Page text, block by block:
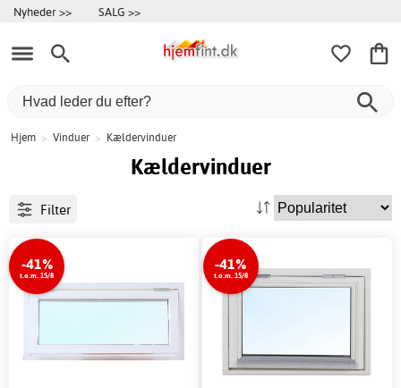
Nyheder >> SALG >>
Hjem > Vinduer > Kældervinduer
Kældervinduer
Filter
-41%
t.o.m. 15/8
-41%
t.o.m. 15/8